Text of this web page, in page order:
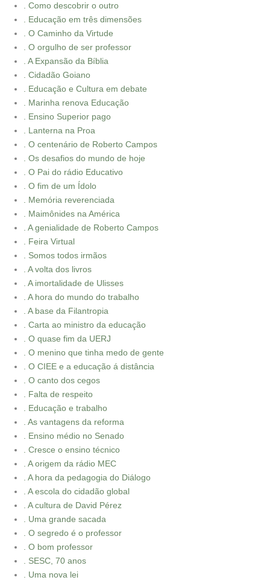
. Como descobrir o outro
. Educação em três dimensões
. O Caminho da Virtude
. O orgulho de ser professor
. A Expansão da Bíblia
. Cidadão Goiano
. Educação e Cultura em debate
. Marinha renova Educação
. Ensino Superior pago
. Lanterna na Proa
. O centenário de Roberto Campos
. Os desafios do mundo de hoje
. O Pai do rádio Educativo
. O fim de um Ídolo
. Memória reverenciada
. Maimônides na América
. A genialidade de Roberto Campos
. Feira Virtual
. Somos todos irmãos
. A volta dos livros
. A imortalidade de Ulisses
. A hora do mundo do trabalho
. A base da Filantropia
. Carta ao ministro da educação
. O quase fim da UERJ
. O menino que tinha medo de gente
. O CIEE e a educação á distância
. O canto dos cegos
. Falta de respeito
. Educação e trabalho
. As vantagens da reforma
. Ensino médio no Senado
. Cresce o ensino técnico
. A origem da rádio MEC
. A hora da pedagogia do Diálogo
. A escola do cidadão global
. A cultura de David Pérez
. Uma grande sacada
. O segredo é o professor
. O bom professor
. SESC, 70 anos
. Uma nova lei